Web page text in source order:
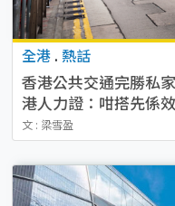
全港 . 熱話
香港公共交通完勝私
港人力證：咁搭先係
文 : 梁雪盈